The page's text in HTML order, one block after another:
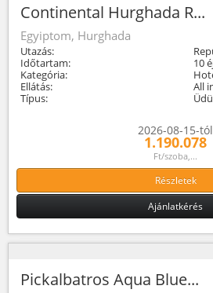
Continental Hurghada R...
Egyiptom, Hurghada
Utazás:
Időtartam:
10
Kategória:
Ellátás:
All
Típus:
2026-08-15-tól
1.190.078
Ft/szoba,...
Részletek
Ajánlatkérés
Pickalbatros Aqua Blue...